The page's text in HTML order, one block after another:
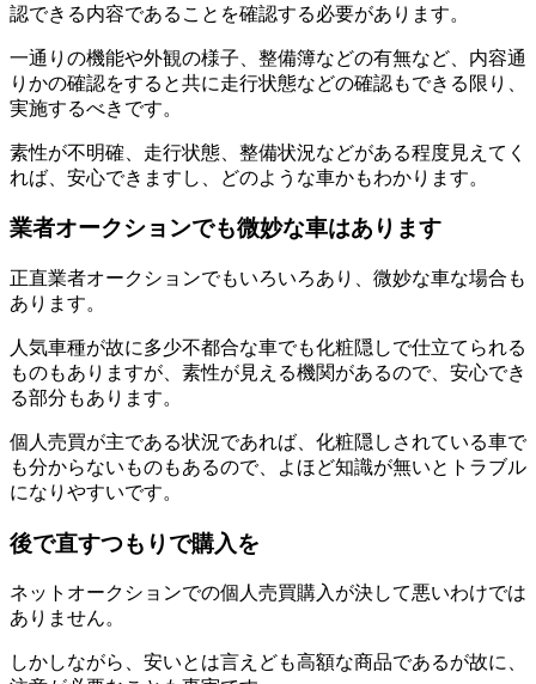
認できる内容であることを確認する必要があります。
一通りの機能や外観の様子、整備簿などの有無など、内容通
りかの確認をすると共に走行状態などの確認もできる限り、
実施するべきです。
素性が不明確、走行状態、整備状況などがある程度見えてく
れば、安心できますし、どのような車かもわかります。
業者オークションでも微妙な車はあります
正直業者オークションでもいろいろあり、微妙な車な場合も
あります。
人気車種が故に多少不都合な車でも化粧隠しで仕立てられる
ものもありますが、素性が見える機関があるので、安心でき
る部分もあります。
個人売買が主である状況であれば、化粧隠しされている車で
も分からないものもあるので、よほど知識が無いとトラブル
になりやすいです。
後で直すつもりで購入を
ネットオークションでの個人売買購入が決して悪いわけでは
ありません。
しかしながら、安いとは言えども高額な商品であるが故に、